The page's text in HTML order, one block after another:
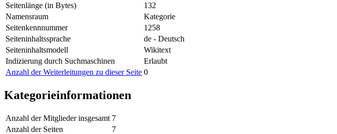
Seitenlänge (in Bytes)
132
Namensraum
Kategorie
Seitenkennnummer
1258
Seiteninhaltssprache
de - Deutsch
Seiteninhaltsmodell
Wikitext
Indizierung durch Suchmaschinen
Erlaubt
Anzahl der Weiterleitungen zu dieser Seite 0
Kategorieinformationen
Anzahl der Mitglieder insgesamt 7
Anzahl der Seiten
7